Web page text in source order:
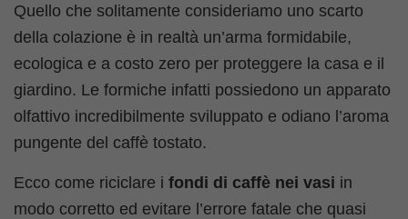
Quello che solitamente consideriamo uno scarto
della colazione è in realtà un’arma formidabile,
ecologica e a costo zero per proteggere la casa e il
giardino. Le formiche infatti possiedono un apparato
olfattivo incredibilmente sviluppato e odiano l’aroma
pungente del caffè tostato.
Ecco come riciclare i fondi di caffè nei vasi in
modo corretto ed evitare l’errore fatale che quasi